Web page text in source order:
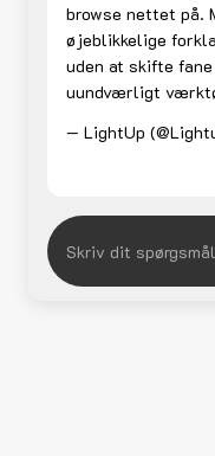
browse nettet på.
øjeblikkelige
uden at skifte
uundværligt
— LightUp